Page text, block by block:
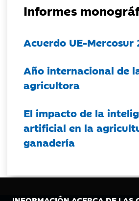
Informes
Acuerdo UE-Mercosur
Año internacional de
agricultora
El impacto de la
artificial en la
ganadería